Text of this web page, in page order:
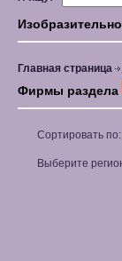
Главная страница
Фирмы раздела
Сортировать по:
Выберите